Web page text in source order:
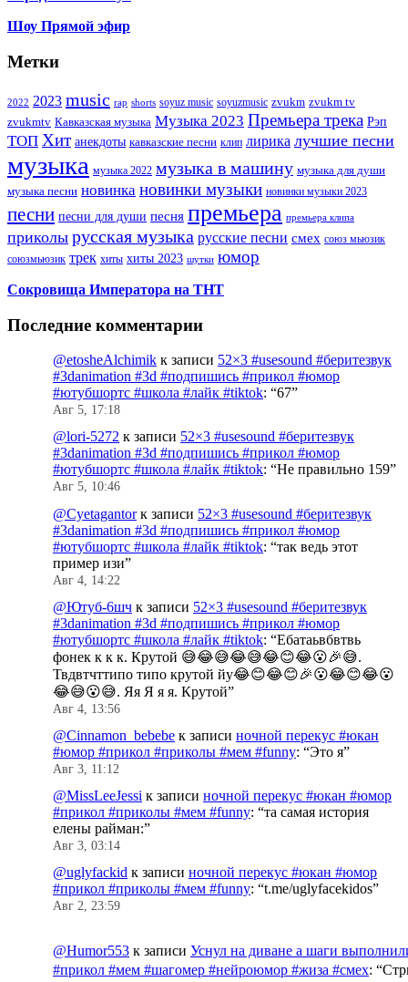
Шоу Прямой эфир
Метки
2022 2023 music rap shorts soyuz music soyuzmusic zvukm zvukm tv
zvukmtv Кавказская музыка Музыка 2023 Премьера трека Рэп
ТОП Хит анекдоты кавказские песни клип лирика лучшие песни
музыка музыка 2022 музыка в машину музыка для души
музыка песни новинка новинки музыки новинки музыки 2023
песни песни для души песня премьера премьера клипа
приколы русская музыка русские песни смех союз мьюзик
союзмьюзик трек хиты хиты 2023 шутки юмор
Сокровища Императора на ТНТ
Последние комментарии
@etosheAlchimik к записи 52×3 #usesound #беритезвук
#3danimation #3d #подпишись #прикол #юмор
#ютубшортс #школа #лайк #tiktok: “67”
Авг 5, 17:18
@lori-5272 к записи 52×3 #usesound #беритезвук
#3danimation #3d #подпишись #прикол #юмор
#ютубшортс #школа #лайк #tiktok: “Не правильно 159”
Авг 5, 10:46
@Cyetagantorк записи 52×3 #usesound #беритезвук
#3danimation #3d #подпишись #прикол #юмор
#ютубшортс #школа #лайк #tiktok: “так ведь этот
пример изи”
Авг 4, 14:22
@Ютуб-6шч к записи 52×3 #usesound #беритезвук
#3danimation #3d #подпишись #прикол #юмор
#ютубшортс #школа #лайк #tiktok: “Ебатаьвбвтвь
фонек к к к. Крутой 😅😂😅😂😅😂😊😂😮🎉😅.
Твдвтчттипо типо крутой йу😂😊😂😊🎉😮😂😊😂😮
😂😅😮😅. Яя Я я я. Крутой”
Авг 4, 13:56
@Cinnamon_bebebe к записи ночной перекус #юкан
#юмор #прикол #приколы #мем #funny: “Это я”
Авг 3, 11:12
@MissLeeJessi к записи ночной перекус #юкан #юмор
#прикол #приколы #мем #funny: “та самая история
елены райман:”
Авг 3, 03:14
@uglyfackid к записи ночной перекус #юкан #юмор
#прикол #приколы #мем #funny: “t.me/uglyfacekidos”
Авг 2, 23:59
@Humor553 к записи Уснул на диване а шаги
#прикол #мем #шагомер #нейроюмор #жиза #смех: “